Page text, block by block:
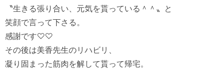
〝生きる張り合い、元気を貰っている＾＾〟と
笑顔で言って下さる。
感謝です♡♡
その後は美香先生のリハビリ、
凝り固まった筋肉を解して貰って帰宅。